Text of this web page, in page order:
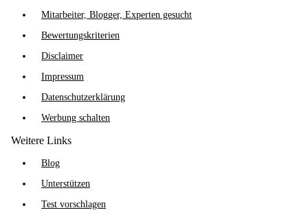
Mitarbeiter, Blogger, Experten gesucht
Bewertungskriterien
Disclaimer
Impressum
Datenschutzerklärung
Werbung schalten
Weitere Links
Blog
Unterstützen
Test vorschlagen